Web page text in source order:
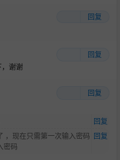
回复
回复
谢谢
回复
回复
，现在只需第一次输入密码
密码
回复